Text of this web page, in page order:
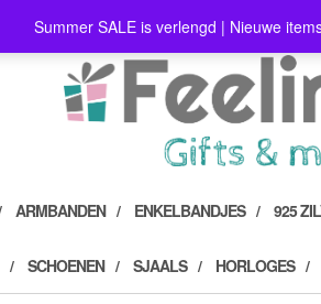
Summer SALE is verlengd | Nieuwe
ARMBANDEN ENKELBANDJES 925
SCHOENEN SJAALS HORLOGES